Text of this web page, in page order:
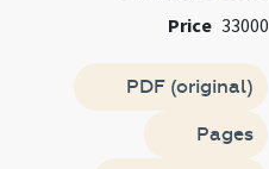
Price 33000
PDF (original)
Pages